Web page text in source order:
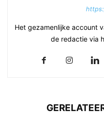
Het gezamenlijke account
de redactie via